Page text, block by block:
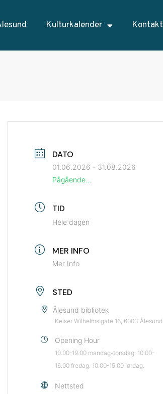
Kulturkalender Kontakt
DATO
01.06.2026 - 31.08.2026
Pågående...
TID
Hele dagen
MER INFO
Mer Info
STED
Ålesund bibliotek
Keiser Wilhelms gate 16, 6003 Ålesund
Opening Hour
10.00-19.00 mandag-torsdag. 10.00-
16.00 fredag. 10.00-15.00 lørdag.
Nettsted